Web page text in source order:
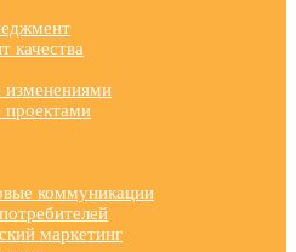
качества
изменениями
проектами
коммуникации
маркетинг